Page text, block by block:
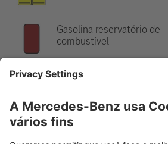
Gasolina reservatório de
combustível
Indicação:Para mais informações, por